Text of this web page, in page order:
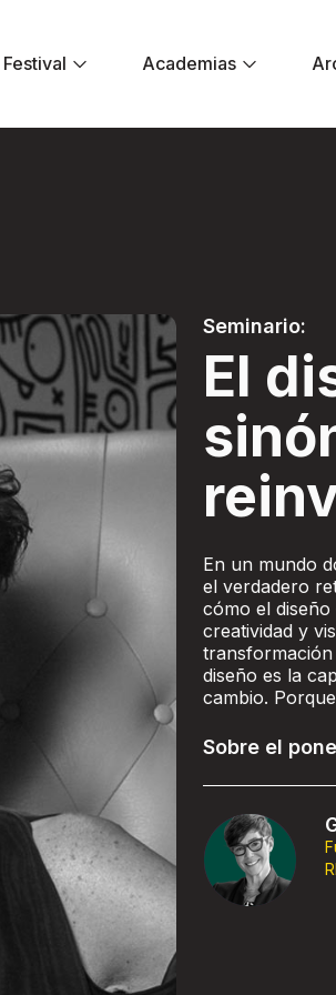
Festival Academias
Seminario:
El
En un mundo
el verdadero
cómo el
creatividad y
transformación
diseño es la
cambio.
Sobre el